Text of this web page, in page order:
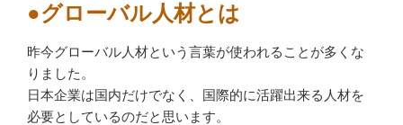
●グローバル人材とは
昨今グローバル人材という言葉が使われることが多くな
りました。
日本企業は国内だけでなく、国際的に活躍出来る人材を
必要としているのだと思います。